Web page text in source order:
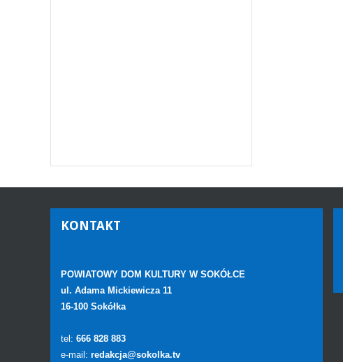
KONTAKT
POWIATOWY DOM KULTURY W SOKÓŁCE
ul. Adama Mickiewicza 11
16-100 Sokółka
tel: 666 828 883
e-mail: redakcja@sokolka.tv